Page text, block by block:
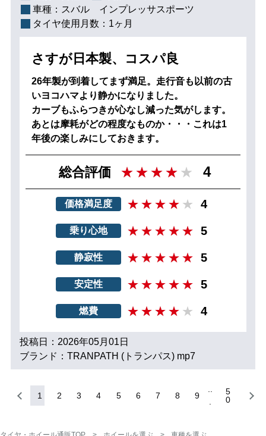
車種： スバル インプレッサスポーツ
タイヤ使用月数： 1ヶ月
さすが日本製、コスパ良
26年製が到着してまず満足。走行音も以前の古
いヨコハマより静かになりました。
カーブもふらつきが心なし減った気がします。
あとは摩耗がどの程度なものか・・・これは1
年後の楽しみにしておきます。
総合評価 4
価格満足度 4
乗り心地 5
静寂性 5
安定性 5
燃費 4
投稿日：2026年05月01日
ブランド：TRANPATH (トランパス) mp7
1 2 3 4 5 6 7 8 9
5
0